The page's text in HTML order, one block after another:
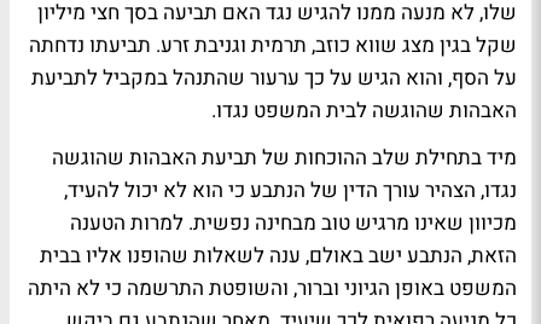
שלו, לא מנעה ממנו להגיש נגד האם תביעה בסך חצי מיליון
שקל בגין מצג שווא כוזב, תרמית וגניבת זרע. תביעתו נדחתה
על הסף, והוא הגיש על כך ערעור שהתנהל במקביל לתביעת
האבהות שהוגשה לבית המשפט נגדו.
מיד בתחילת שלב ההוכחות של תביעת האבהות שהוגשה
נגדו, הצהיר עורך הדין של הנתבע כי הוא לא יכול להעיד,
מכיוון שאינו מרגיש טוב מבחינה נפשית. למרות הטענה
הזאת, הנתבע ישב באולם, ענה לשאלות שהופנו אליו בבית
המשפט באופן הגיוני וברור, והשופטת התרשמה כי לא היתה